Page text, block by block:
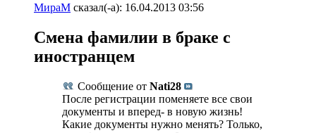
МираМ сказал(-а): 16.04.2013 03:56
Смена фамилии в браке с
иностранцем
Сообщение от Nati28
После регистрации поменяете все свои
документы и вперед- в новую жизнь!
Какие документы нужно менять? Только,